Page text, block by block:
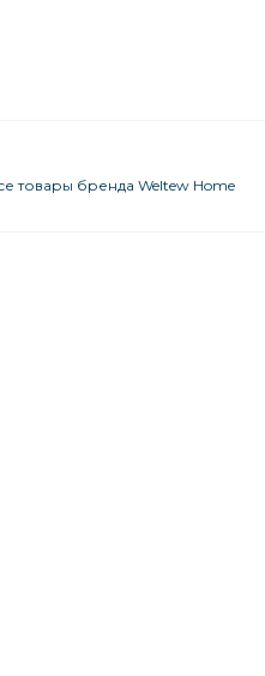
товары бренда Weltew Home